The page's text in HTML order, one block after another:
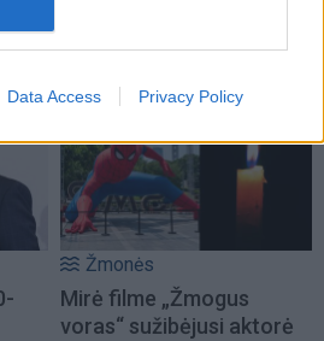
Data Access Privacy Policy
Žmonės
Mirė filme „Žmogus
voras“ sužibėjusi aktorė